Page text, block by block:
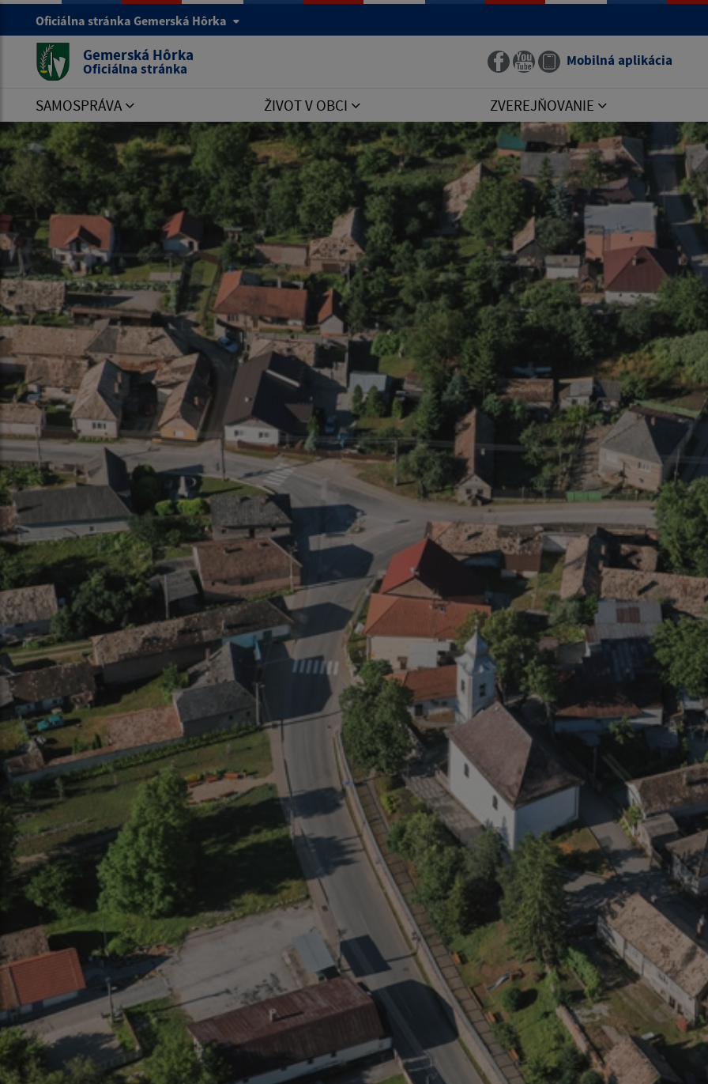
Oficiálna stránka Gemerská Hôrka
Gemerská Hôrka
Oficiálna stránka Mobilná aplikácia
SAMOSPRÁVA ŽIVOT V OBCI ZVEREJŇOVANIE